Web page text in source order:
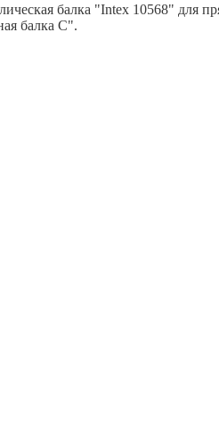
балка "Intex 10568" для
балка C".